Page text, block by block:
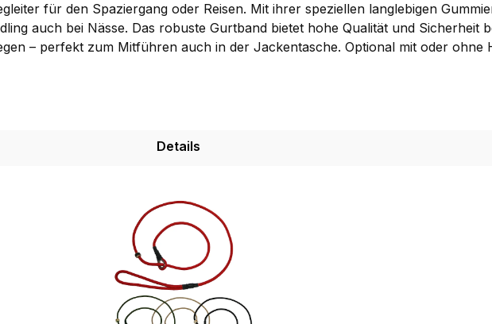
für den Spaziergang oder Reisen. Mit ihrer speziellen langlebigen
auch bei Nässe. Das robuste Gurtband bietet hohe Qualität und Sicherheit
– perfekt zum Mitführen auch in der Jackentasche. Optional mit oder ohne
Details